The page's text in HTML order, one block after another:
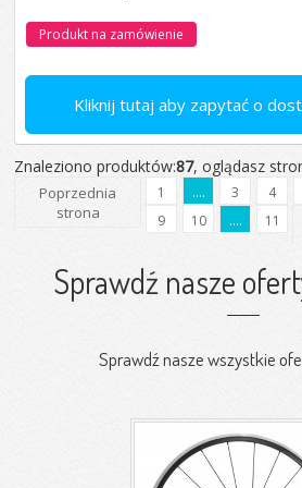
Kliknij tutaj aby zapytać o
Produkt na zamówienie
Znaleziono produktów:87, oglądasz
Poprzednia
strona
1 .... 3 4
9
10 .... 11
Sprawdź nasze
Sprawdź nasze wszystkie